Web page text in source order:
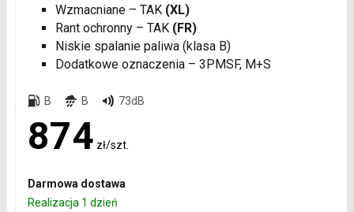
Wzmacniane – TAK (XL)
Rant ochronny – TAK (FR)
Niskie spalanie paliwa (klasa B)
Dodatkowe oznaczenia – 3PMSF, M+S
B B 73dB
874 zł/szt.
Darmowa dostawa
Realizacja 1 dzień